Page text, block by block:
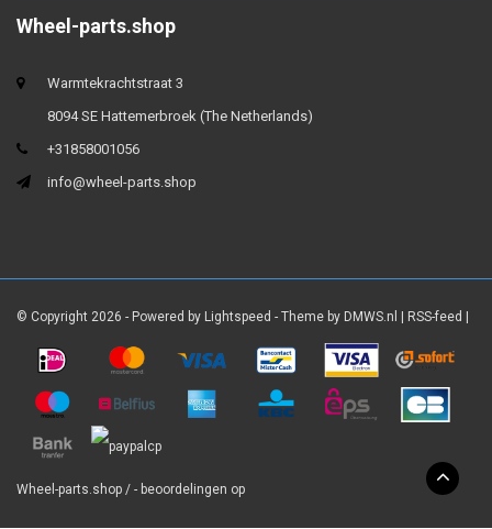
Wheel-parts.shop
Warmtekrachtstraat 3
8094 SE Hattemerbroek (The Netherlands)
+31858001056
info@wheel-parts.shop
© Copyright 2026 - Powered by Lightspeed - Theme by DMWS.nl RSS-feed
Wheel-parts.shop / - beoordelingen op